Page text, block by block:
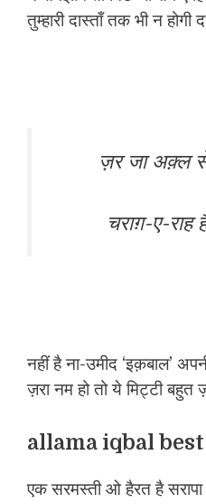
तुम्हारी दास्ताँ तक भी न होगी
ज़र जा अक़्ल
चराग़-ए-राह
नहीं है ना-उमीद ‘इक़बाल’
ज़रा नम हो तो ये मिट्टी
allama iqbal
एक सरमस्ती ओ हैरत है सरापा